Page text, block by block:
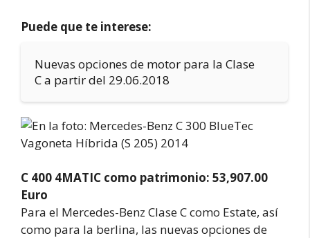
Puede que te interese:
Nuevas opciones de motor para la Clase
C a partir del 29.06.2018
C 400 4MATIC como patrimonio: 53,907.00
Euro
Para el Mercedes-Benz Clase C como Estate, así
como para la berlina, las nuevas opciones de